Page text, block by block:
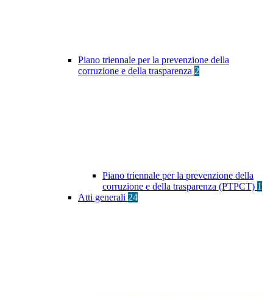
Piano triennale per la prevenzione della
corruzione e della trasparenza 2
Piano triennale per la prevenzione della
corruzione e della trasparenza (PTPCT) 1
Atti generali 24